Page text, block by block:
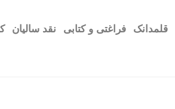
قلمدانک فراغتی و کتابی نقد سالیان